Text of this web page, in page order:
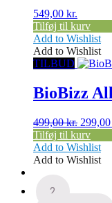
549,00 kr.
Tilføj til kurv
Add to Wishlist
Add to Wishlist
TILBUD
BioBizz
499,00kr. Den
pris
var:
299,00
Tilføj til kurv
Add to Wishlist
Add to Wishlist
2